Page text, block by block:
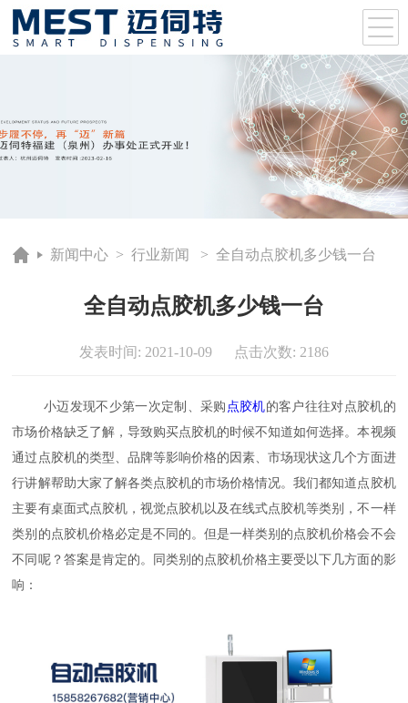
新闻中心 >行业新闻 > 全自动点胶机多少钱一台
全自动点胶机多少钱一台
发表时间: 2021-10-09 点击次数: 2186
小迈发现不少第一次定制、采购 点胶机的客户往往对点胶机的
市场价格缺乏了解，导致购买点胶机的时候不知道如何选择。本视频
通过点胶机的类型、品牌等影响价格的因素、市场现状这几个方面进
行讲解帮助大家了解各类点胶机的市场价格情况。我们都知道点胶机
主要有桌面式点胶机，视觉点胶机以及在线式点胶机等类别，不一样
类别的点胶机价格必定是不同的。但是一样类别的点胶机价格会不会
不同呢？答案是肯定的。同类别的点胶机价格主要受以下几方面的影
响：